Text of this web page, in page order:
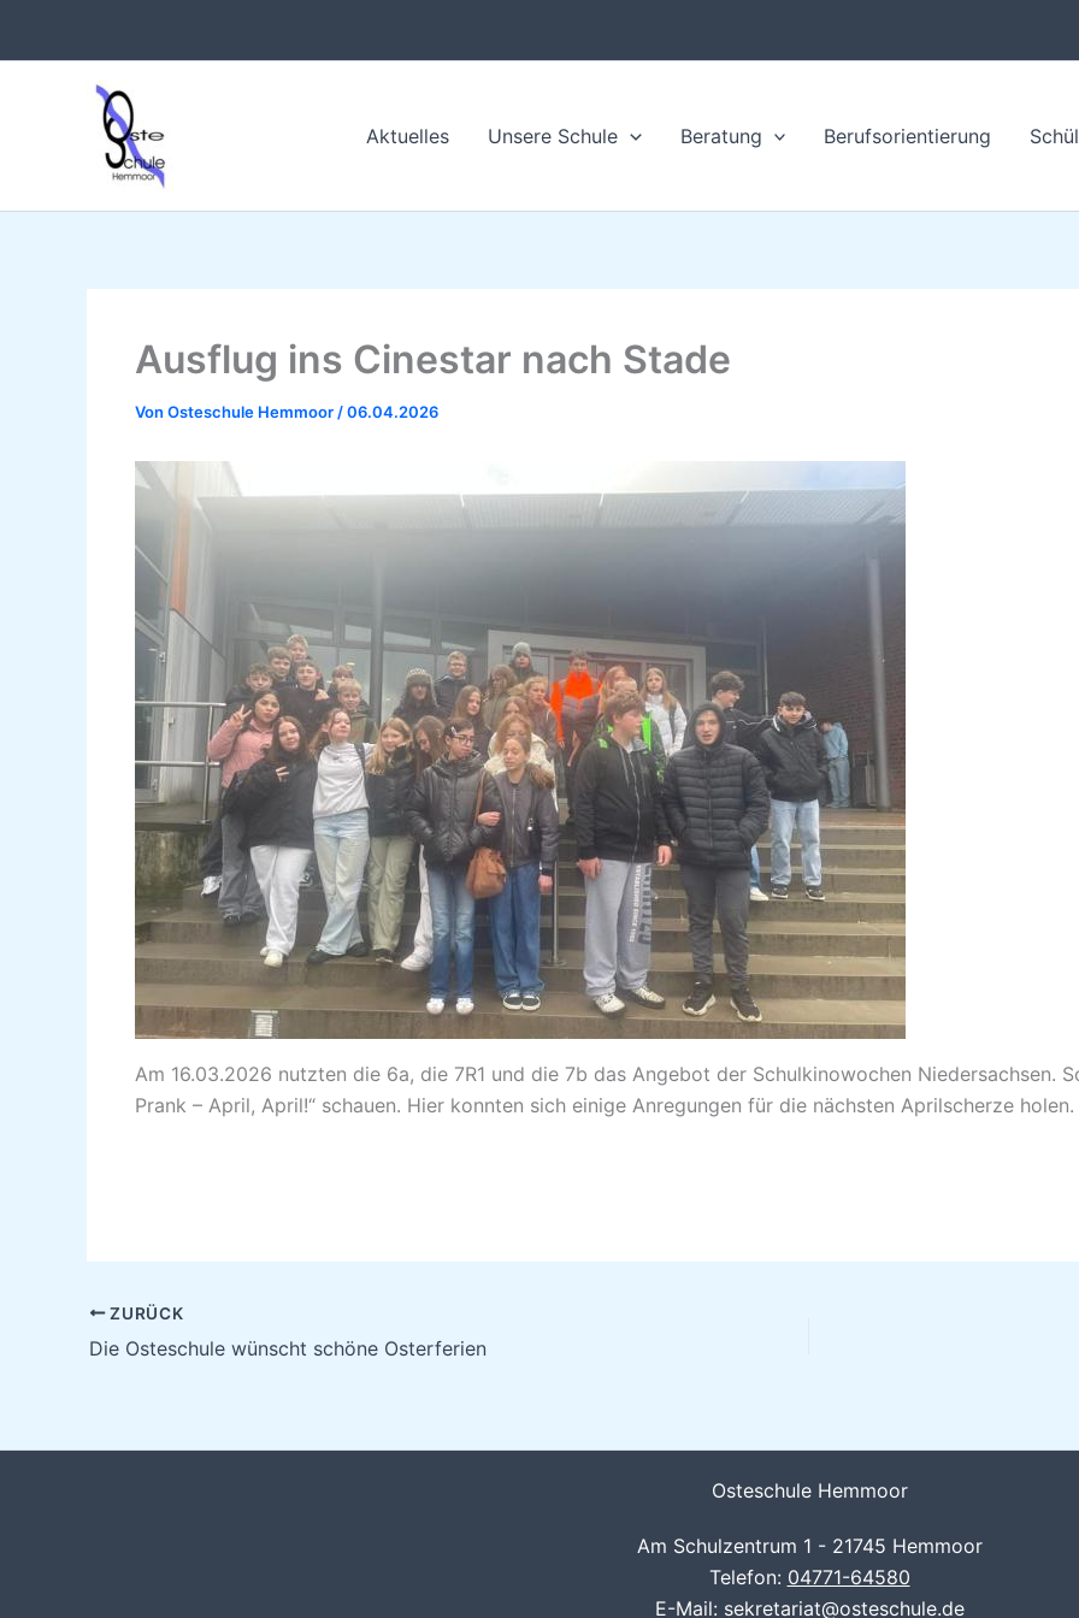
Aktuelles Unsere Schule Beratung Berufsorientierung
Ausflug ins Cinestar nach Stade
Von Osteschule Hemmoor /06.04.2026
Am 16.03.2026 nutzten die 6a, die 7R1 und die 7b das Angebot der Schulkinowochen Niedersachsen.
Prank – April, April!“ schauen. Hier konnten sich einige Anregungen für die nächsten Aprilscherze holen.
ZURÜCK
Die Osteschule wünscht schöne Osterferien
Osteschule Hemmoor
Am Schulzentrum 1 - 21745 Hemmoor
Telefon: 04771-64580
E-Mail: sekretariat@osteschule.de